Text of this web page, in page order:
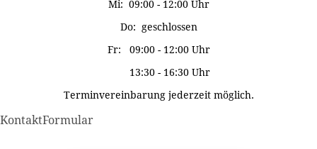
Mi: 09:00 - 12:00 Uhr
Do: geschlossen
Fr: 09:00 - 12:00 Uhr
13:30 - 16:30 Uhr
Terminvereinbarung jederzeit möglich.
KontaktFormular